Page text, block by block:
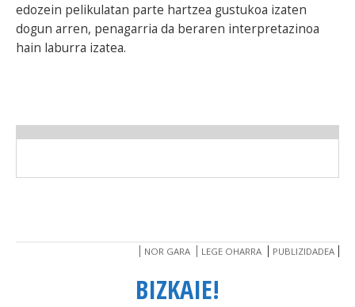
edozein pelikulatan parte hartzea gustukoa izaten
dogun arren, penagarria da beraren interpretazinoa
hain laburra izatea.
NOR GARA LEGE OHARRA PUBLIZIDADEA
BIZKAIE!